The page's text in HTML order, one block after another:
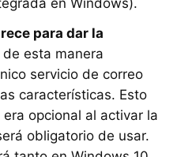
para dar la
de esta manera
servicio de correo
características. Esto
opcional al activar la
obligatorio de usar.